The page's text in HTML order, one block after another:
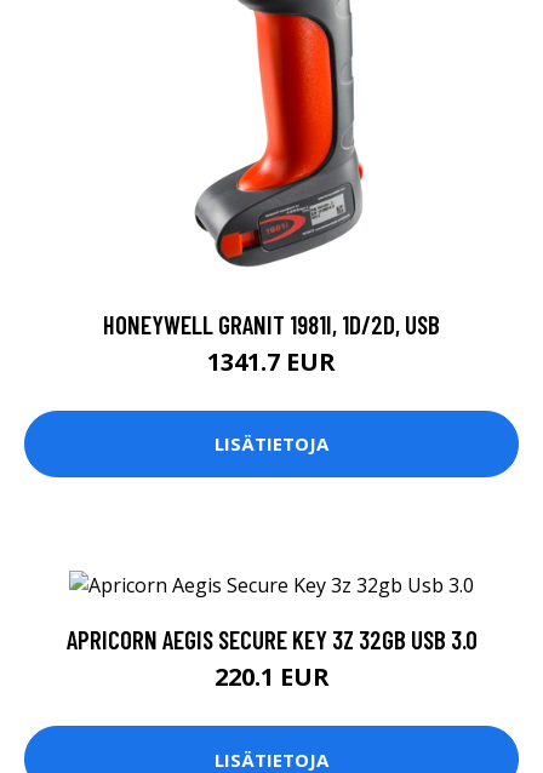
HONEYWELL GRANIT 1981I, 1D/2D, USB
1341.7 EUR
LISÄTIETOJA
APRICORN AEGIS SECURE KEY 3Z 32GB USB 3.0
220.1 EUR
LISÄTIETOJA